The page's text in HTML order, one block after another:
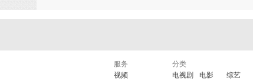
服务
视频
分类
电视剧
电影 综艺